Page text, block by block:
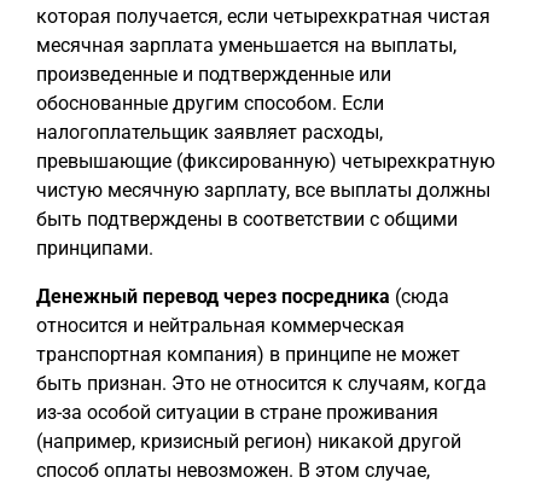
которая получается, если четырехкратная чистая
месячная зарплата уменьшается на выплаты,
произведенные и подтвержденные или
обоснованные другим способом. Если
налогоплательщик заявляет расходы,
превышающие (фиксированную) четырехкратную
чистую месячную зарплату, все выплаты должны
быть подтверждены в соответствии с общими
принципами.
Денежный перевод через посредника (сюда
относится и нейтральная коммерческая
транспортная компания) в принципе не может
быть признан. Это не относится к случаям, когда
из-за особой ситуации в стране проживания
(например, кризисный регион) никакой другой
способ оплаты невозможен. В этом случае,